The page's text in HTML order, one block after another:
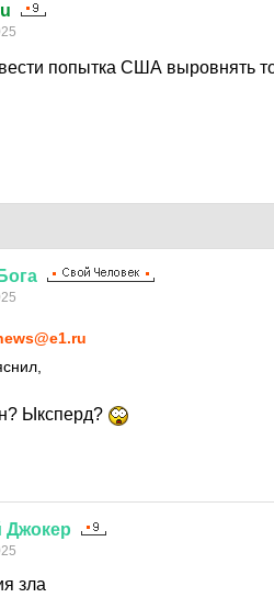
попытка США выровнять
Бога
Ыксперд?
Джокер
зла